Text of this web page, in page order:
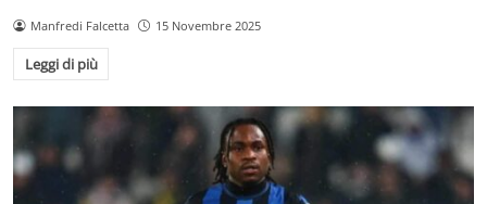
Manfredi Falcetta 15 Novembre 2025
Leggi di più